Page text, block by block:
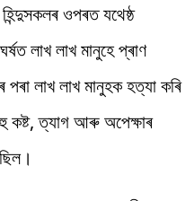
ওপৰত যথেষ্ঠ
লাখ লাখ মানুহে প্ৰাণ
লাখ লাখ মানুহক হত্যা কৰি
কষ্ট, ত্যাগ আৰু অপেক্ষাৰ